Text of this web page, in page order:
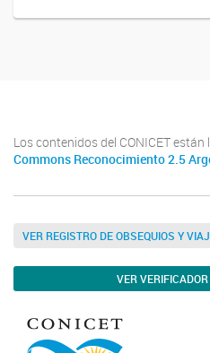
Los contenidos del CONICET
Commons Reconocimiento 2.5
VER REGISTRO DE OBSEQUIOS Y
VER